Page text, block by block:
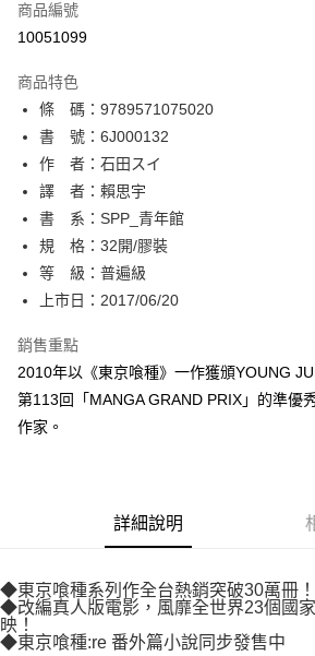
超商取貨付款
相關說明
【關於「AFTEE先享後付」】
AFTEE先享後付是「在收到商品之後才付款」的
便利好安心！
１．簡單：不需註冊會員、不需綁卡、不需儲值。
２．便利：只要手機號碼，簡訊認證，即可結帳。
３．安心：先確認商品／服務後，再付款。
【「AFTEE先享後付」結帳流程】
１．於結帳方式選擇「AFTEE先享後付」後，將
結帳頁面，進行簡訊認證並確認金額後，即可完成
２．訂單成立數日內，您將收到繳費通知簡訊。
ATM／網路銀行／等多元方式進行付款，方視為交
※ 請注意：結帳手續完成當下不需立刻繳費，但
購買商品的店家。未經商家同意取消之訂單仍視
後付繳納相關費用。
※ 交易是否成功請以「AFTEE先享後付 」之結帳
１．透過由恩沛科技股份有限公司提供之「
易，需依本服務之必要範圍內提供個人資料，並
２．關於個人資料處理事宜，請瀏覽以下網址：
https://aftee.tw/terms/#terms3
３．未成年的使用者請事先徵得法定代理人或監護
「AFTEE先享後付」，若未經同意申辦者引起之
ATM付款
運送方式
全家取貨付款
每筆NT$80，滿NT$500(含以上)免運費
付款後全家取貨
每筆NT$80，滿NT$500(含以上)免運費
付款後萊爾富取貨
每筆NT$80，滿NT$500(含以上)免運費
每筆NT$80，滿NT$500(含以上)免運費
宅配
商品編號
10051099
商品特色
條 碼：9789571075020
書 號：6J000132
作 者：石田スイ
譯 者：賴思宇
書 系：SPP_青年館
規 格：32開/膠裝
等 級：普遍級
上市日：2017/06/20
銷售重點
2010年以《東京喰種》一作獲頒YOUNG
第113回「MANGA GRAND PRIX」的準優
作家。
詳細說明
◆東京喰種系列作全台熱銷突破30萬冊！
◆改編真人版電影，風靡全世界23個國
映！
◆東京喰種:re 番外篇小說同步發售中